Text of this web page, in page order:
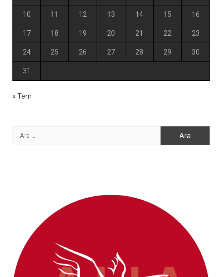
10 11 12 13 14 15 16
17 18 19 20 21 22 23
24 25 26 27 28 29 30
31
« Tem